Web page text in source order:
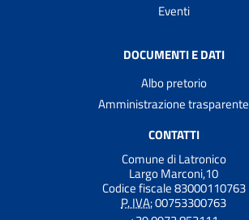
Eventi
DOCUMENTI E DATI
Albo pretorio
Amministrazione trasparente
CONTATTI
Comune di Latronico
Largo Marconi,10
Codice fiscale 83000110763
P. IVA:00753300763